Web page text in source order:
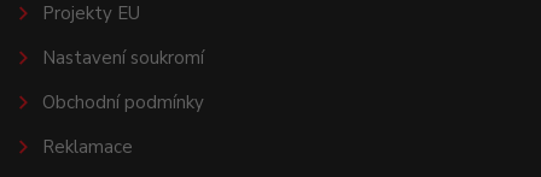
Projekty EU
Nastavení soukromí
Obchodní podmínky
Reklamace